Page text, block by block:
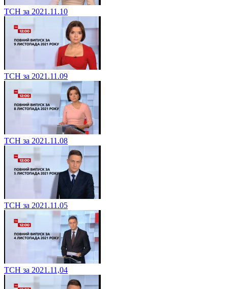
ТСН за 2021.11.10
ТСН за 2021.11.09
ТСН за 2021.11.08
ТСН за 2021.11.05
ТСН за 2021.11,04